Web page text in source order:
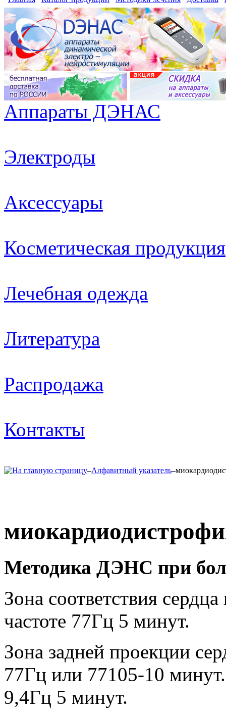
Аппараты ДЭНАС
Электроды
Аксессуары
Косметическая продукция
Лечебная одежда
Литература
Распродажа
Контакты
–Алфавитный указатель–
Методика ДЭНС при
Зона соответствия
частоте 77Гц 5 минут.
Зона задней проекции
77Гц или 77105-10
9,4Гц 5 минут.